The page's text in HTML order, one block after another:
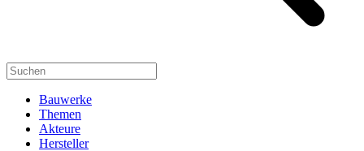
Bauwerke
Themen
Akteure
Hersteller